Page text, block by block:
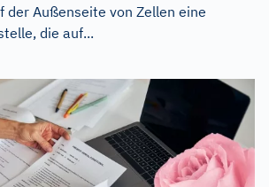
der Außenseite von Zellen eine
die auf...